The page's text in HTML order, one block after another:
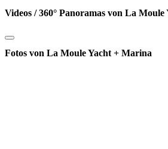
Videos / 360° Panoramas von La
Fotos von La Moule Yacht + Marina